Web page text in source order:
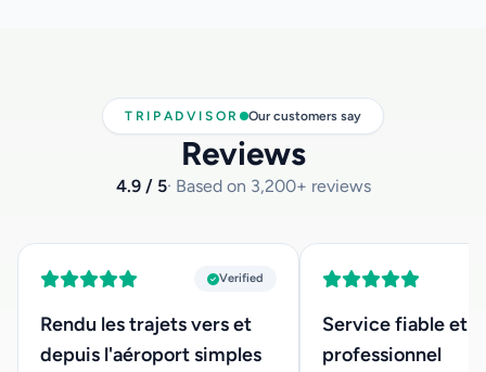
TRIPADVISOR Our customers say
Reviews
4.9 / 5· Based on 3,200+ reviews
Verified
Rendu les trajets vers et
depuis l'aéroport simples
Service fiable et
professionnel